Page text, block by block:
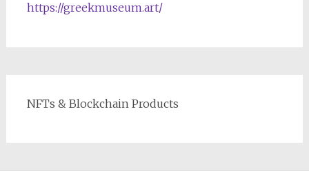
https://greekmuseum.art/
NFTs & Blockchain Products